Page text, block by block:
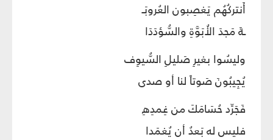
أَنتركُهُم يَغصِبون العُروبَـ
ـةَ مَجدَ الأُبَوَّةِ والسُّؤدَدَا
وليسُوا بغيرِ صَليلِ السُّيوِف
يُجِيبُونَ صَوتاً لنا أو صدى
فَجَرِّد حُسَامَكَ من غِمدِهِ
فليس له بَعدُ أن يُغمَدا